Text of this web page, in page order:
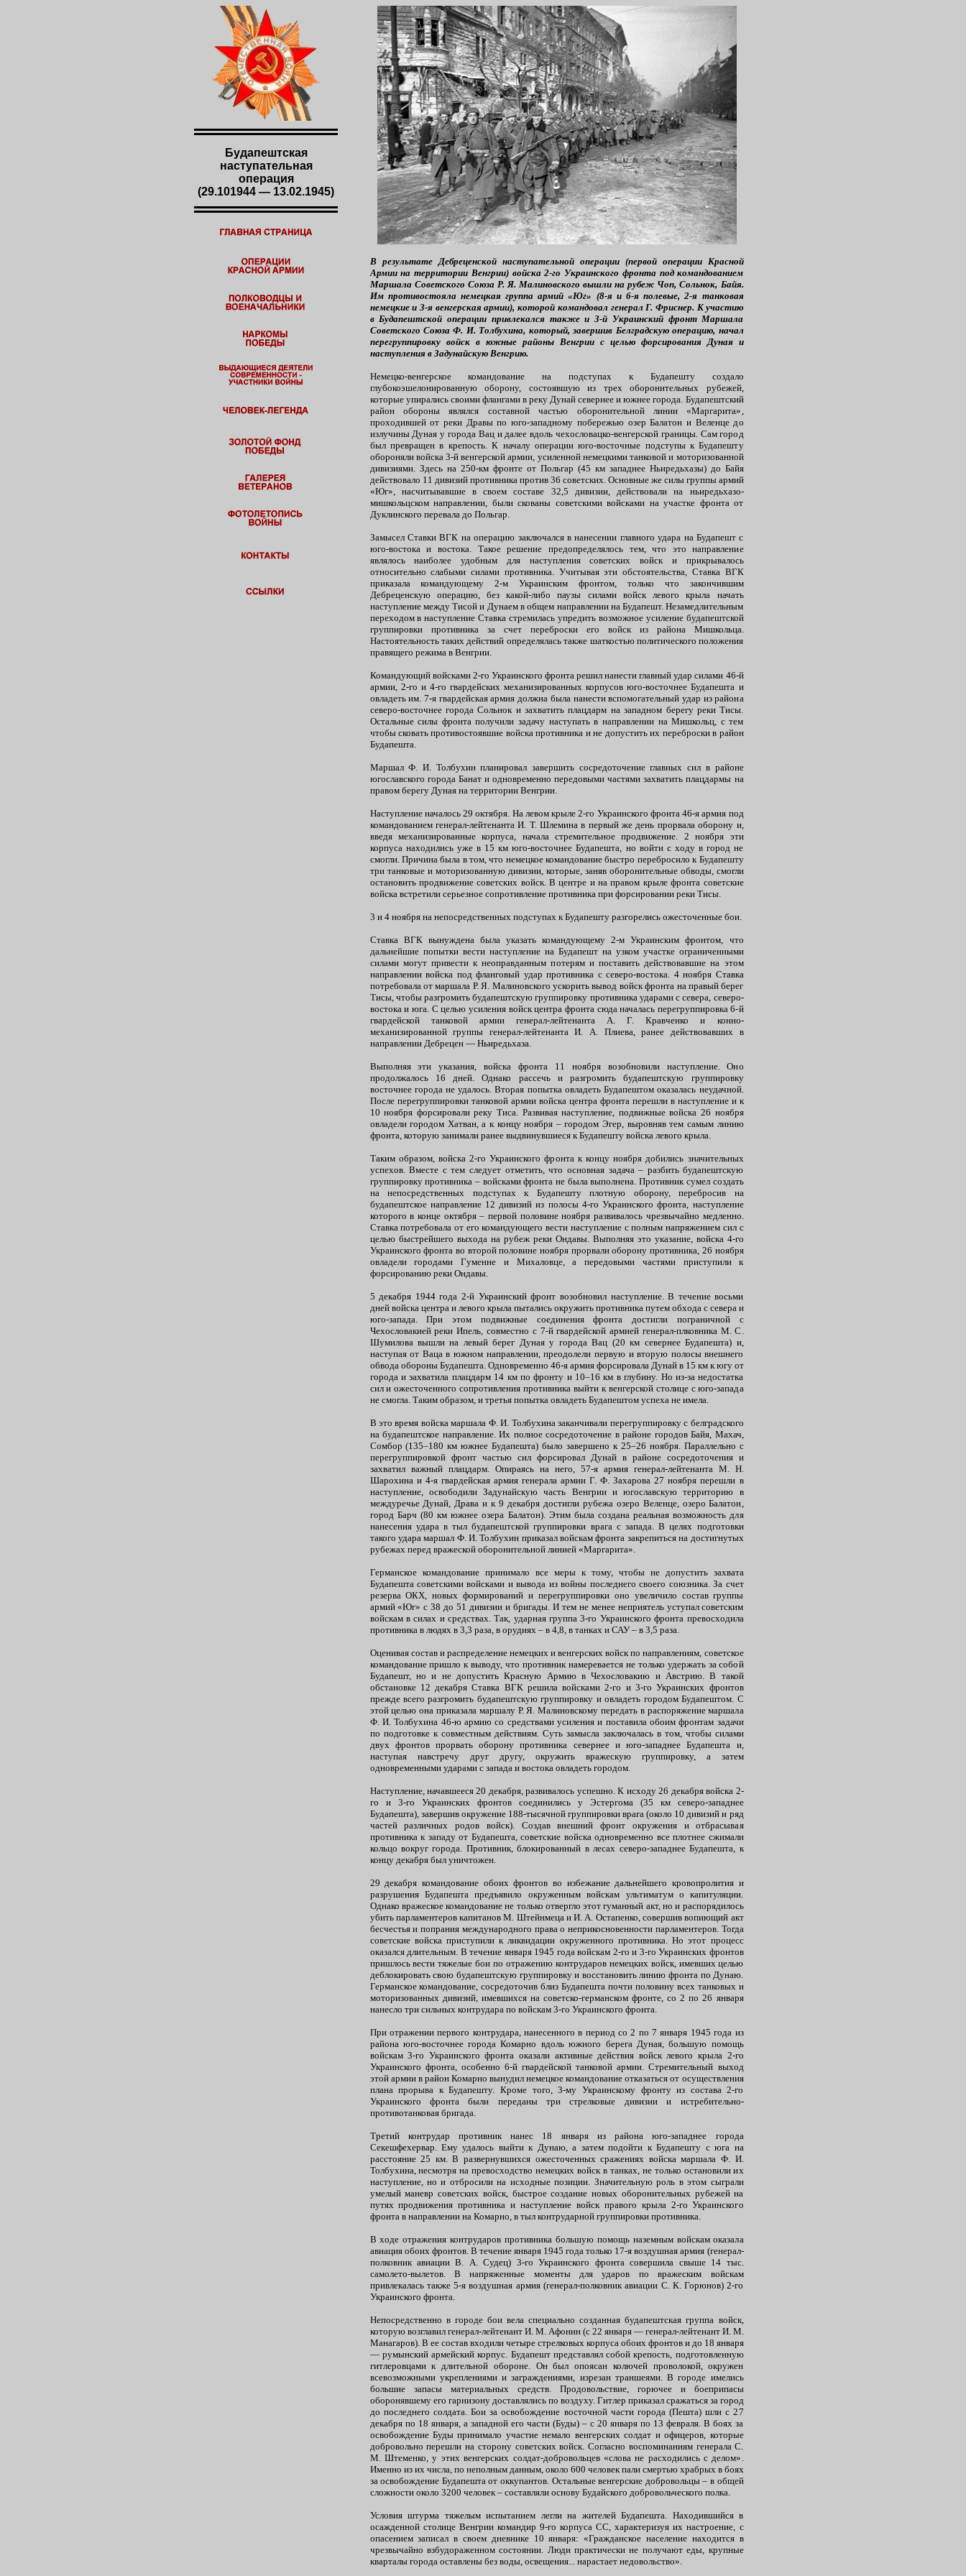
Будапештская
наступательная
операция
(29.101944 — 13.02.1945)
В результате Дебреценской наступательной операции (первой операции Красной
Армии на территории Венгрии) войска 2-го Украинского фронта под командованием
Маршала Советского Союза Р. Я. Малиновского вышли на рубеж Чоп, Сольнок, Байя.
Им противостояла немецкая группа армий «Юг» (8-я и 6-я полевые, 2-я танковая
немецкие и 3-я венгерская армии), которой командовал генерал Г. Фриснер. К участию
в Будапештской операции привлекался также и 3-й Украинский фронт Маршала
Советского Союза Ф. И. Толбухина, который, завершив Белградскую операцию, начал
перегруппировку войск в южные районы Венгрии с целью форсирования Дуная и
наступления в Задунайскую Венгрию.
Немецко-венгерское командование на подступах к Будапешту создало
глубокоэшелонированную оборону, состоявшую из трех оборонительных рубежей,
которые упирались своими флангами в реку Дунай севернее и южнее города. Будапештский
район обороны являлся составной частью оборонительной линии «Маргарита»,
проходившей от реки Дравы по юго-западному побережью озер Балатон и Веленце до
излучины Дуная у города Вац и далее вдоль чехословацко-венгерской границы. Сам город
был превращен в крепость. К началу операции юго-восточные подступы к Будапешту
обороняли войска 3-й венгерской армии, усиленной немецкими танковой и моторизованной
дивизиями. Здесь на 250-км фронте от Польгар (45 км западнее Ньиредьхазы) до Байя
действовало 11 дивизий противника против 36 советских. Основные же силы группы армий
«Юг», насчитывавшие в своем составе 32,5 дивизии, действовали на ньиредьхазо-
мишкольцском направлении, были скованы советскими войсками на участке фронта от
Дуклинского перевала до Польгар.
Замысел Ставки ВГК на операцию заключался в нанесении главного удара на Будапешт с
юго-востока и востока. Такое решение предопределялось тем, что это направление
являлось наиболее удобным для наступления советских войск и прикрывалось
относительно слабыми силами противника. Учитывая эти обстоятельства, Ставка ВГК
приказала командующему 2-м Украинским фронтом, только что закончившим
Дебреценскую операцию, без какой-либо паузы силами войск левого крыла начать
наступление между Тисой и Дунаем в общем направлении на Будапешт. Незамедлительным
переходом в наступление Ставка стремилась упредить возможное усиление будапештской
группировки противника за счет переброски его войск из района Мишкольца.
Настоятельность таких действий определялась также шаткостью политического положения
правящего режима в Венгрии.
Командующий войсками 2-го Украинского фронта решил нанести главный удар силами 46-й
армии, 2-го и 4-го гвардейских механизированных корпусов юго-восточнее Будапешта и
овладеть им. 7-я гвардейская армия должна была нанести вспомогательный удар из района
северо-восточнее города Сольнок и захватить плацдарм на западном берегу реки Тисы.
Остальные силы фронта получили задачу наступать в направлении на Мишкольц, с тем
чтобы сковать противостоявшие войска противника и не допустить их переброски в район
Будапешта.
Маршал Ф. И. Толбухин планировал завершить сосредоточение главных сил в районе
югославского города Банат и одновременно передовыми частями захватить плацдармы на
правом берегу Дуная на территории Венгрии.
Наступление началось 29 октября. На левом крыле 2-го Украинского фронта 46-я армия под
командованием генерал-лейтенанта И. Т. Шлемина в первый же день прорвала оборону и,
введя механизированные корпуса, начала стремительное продвижение. 2 ноября эти
корпуса находились уже в 15 км юго-восточнее Будапешта, но войти с ходу в город не
смогли. Причина была в том, что немецкое командование быстро перебросило к Будапешту
три танковые и моторизованную дивизии, которые, заняв оборонительные обводы, смогли
остановить продвижение советских войск. В центре и на правом крыле фронта советские
войска встретили серьезное сопротивление противника при форсировании реки Тисы.
3 и 4 ноября на непосредственных подступах к Будапешту разгорелись ожесточенные бои.
Ставка ВГК вынуждена была указать командующему 2-м Украинским фронтом, что
дальнейшие попытки вести наступление на Будапешт на узком участке ограниченными
силами могут привести к неоправданным потерям и поставить действовавшие на этом
направлении войска под фланговый удар противника с северо-востока. 4 ноября Ставка
потребовала от маршала Р. Я. Малиновского ускорить вывод войск фронта на правый берег
Тисы, чтобы разгромить будапештскую группировку противника ударами с севера, северо-
востока и юга. С целью усиления войск центра фронта сюда началась перегруппировка 6-й
гвардейской танковой армии генерал-лейтенанта А. Г. Кравченко и конно-
механизированной группы генерал-лейтенанта И. А. Плиева, ранее действовавших в
направлении Дебрецен — Ньиредьхаза.
Выполняя эти указания, войска фронта 11 ноября возобновили наступление. Оно
продолжалось 16 дней. Однако рассечь и разгромить будапештскую группировку
восточнее города не удалось. Вторая попытка овладеть Будапештом оказалась неудачной.
После перегруппировки танковой армии войска центра фронта перешли в наступление и к
10 ноября форсировали реку Тиса. Развивая наступление, подвижные войска 26 ноября
овладели городом Хатван, а к концу ноября – городом Эгер, выровняв тем самым линию
фронта, которую занимали ранее выдвинувшиеся к Будапешту войска левого крыла.
Таким образом, войска 2-го Украинского фронта к концу ноября добились значительных
успехов. Вместе с тем следует отметить, что основная задача – разбить будапештскую
группировку противника – войсками фронта не была выполнена. Противник сумел создать
на непосредственных подступах к Будапешту плотную оборону, перебросив на
будапештское направление 12 дивизий из полосы 4-го Украинского фронта, наступление
которого в конце октября – первой половине ноября развивалось чрезвычайно медленно.
Ставка потребовала от его командующего вести наступление с полным напряжением сил с
целью быстрейшего выхода на рубеж реки Ондавы. Выполняя это указание, войска 4-го
Украинского фронта во второй половине ноября прорвали оборону противника, 26 ноября
овладели городами Гуменне и Михаловце, а передовыми частями приступили к
форсированию реки Ондавы.
5 декабря 1944 года 2-й Украинский фронт возобновил наступление. В течение восьми
дней войска центра и левого крыла пытались окружить противника путем обхода с севера и
юго-запада. При этом подвижные соединения фронта достигли пограничной с
Чехословакией реки Ипель, совместно с 7-й гвардейской армией генерал-плковника М. С.
Шумилова вышли на левый берег Дуная у города Вац (20 км севернее Будапешта) и,
наступая от Ваца в южном направлении, преодолели первую и вторую полосы внешнего
обвода обороны Будапешта. Одновременно 46-я армия форсировала Дунай в 15 км к югу от
города и захватила плацдарм 14 км по фронту и 10–16 км в глубину. Но из-за недостатка
сил и ожесточенного сопротивления противника выйти к венгерской столице с юго-запада
не смогла. Таким образом, и третья попытка овладеть Будапештом успеха не имела.
В это время войска маршала Ф. И. Толбухина заканчивали перегруппировку с белградского
на будапештское направление. Их полное сосредоточение в районе городов Байя, Махач,
Сомбор (135–180 км южнее Будапешта) было завершено к 25–26 ноября. Параллельно с
перегруппировкой фронт частью сил форсировал Дунай в районе сосредоточения и
захватил важный плацдарм. Опираясь на него, 57-я армия генерал-лейтенанта М. Н.
Шарохина и 4-я гвардейская армия генерала армии Г. Ф. Захарова 27 ноября перешли в
наступление, освободили Задунайскую часть Венгрии и югославскую территорию в
междуречье Дунай, Драва и к 9 декабря достигли рубежа озеро Веленце, озеро Балатон,
город Барч (80 км южнее озера Балатон). Этим была создана реальная возможность для
нанесения удара в тыл будапештской группировки врага с запада. В целях подготовки
такого удара маршал Ф. И. Толбухин приказал войскам фронта закрепиться на достигнутых
рубежах перед вражеской оборонительной линией «Маргарита».
Германское командование принимало все меры к тому, чтобы не допустить захвата
Будапешта советскими войсками и вывода из войны последнего своего союзника. За счет
резерва ОКХ, новых формирований и перегруппировки оно увеличило состав группы
армий «Юг» с 38 до 51 дивизии и бригады. И тем не менее неприятель уступал советским
войскам в силах и средствах. Так, ударная группа 3-го Украинского фронта превосходила
противника в людях в 3,3 раза, в орудиях – в 4,8, в танках и САУ – в 3,5 раза.
Оценивая состав и распределение немецких и венгерских войск по направлениям, советское
командование пришло к выводу, что противник намеревается не только удержать за собой
Будапешт, но и не допустить Красную Армию в Чехословакию и Австрию. В такой
обстановке 12 декабря Ставка ВГК решила войсками 2-го и 3-го Украинских фронтов
прежде всего разгромить будапештскую группировку и овладеть городом Будапештом. С
этой целью она приказала маршалу Р. Я. Малиновскому передать в распоряжение маршала
Ф. И. Толбухина 46-ю армию со средствами усиления и поставила обоим фронтам задачи
по подготовке к совместным действиям. Суть замысла заключалась в том, чтобы силами
двух фронтов прорвать оборону противника севернее и юго-западнее Будапешта и,
наступая навстречу друг другу, окружить вражескую группировку, а затем
одновременными ударами с запада и востока овладеть городом.
Наступление, начавшееся 20 декабря, развивалось успешно. К исходу 26 декабря войска 2-
го и 3-го Украинских фронтов соединились у Эстергома (35 км северо-западнее
Будапешта), завершив окружение 188-тысячной группировки врага (около 10 дивизий и ряд
частей различных родов войск). Создав внешний фронт окружения и отбрасывая
противника к западу от Будапешта, советские войска одновременно все плотнее сжимали
кольцо вокруг города. Противник, блокированный в лесах северо-западнее Будапешта, к
концу декабря был уничтожен.
29 декабря командование обоих фронтов во избежание дальнейшего кровопролития и
разрушения Будапешта предъявило окруженным войскам ультиматум о капитуляции.
Однако вражеское командование не только отвергло этот гуманный акт, но и распорядилось
убить парламентеров капитанов М. Штейнмеца и И. А. Остапенко, совершив вопиющий акт
бесчестья и попрания международного права о неприкосновенности парламентеров. Тогда
советские войска приступили к ликвидации окруженного противника. Но этот процесс
оказался длительным. В течение января 1945 года войскам 2-го и 3-го Украинских фронтов
пришлось вести тяжелые бои по отражению контрударов немецких войск, имевших целью
деблокировать свою будапештскую группировку и восстановить линию фронта по Дунаю.
Германское командование, сосредоточив близ Будапешта почти половину всех танковых и
моторизованных дивизий, имевшихся на советско-германском фронте, со 2 по 26 января
нанесло три сильных контрудара по войскам 3-го Украинского фронта.
При отражении первого контрудара, нанесенного в период со 2 по 7 января 1945 года из
района юго-восточнее города Комарно вдоль южного берега Дуная, большую помощь
войскам 3-го Украинского фронта оказали активные действия войск левого крыла 2-го
Украинского фронта, особенно 6-й гвардейской танковой армии. Стремительный выход
этой армии в район Комарно вынудил немецкое командование отказаться от осуществления
плана прорыва к Будапешту. Кроме того, 3-му Украинскому фронту из состава 2-го
Украинского фронта были переданы три стрелковые дивизии и истребительно-
противотанковая бригада.
Третий контрудар противник нанес 18 января из района юго-западнее города
Секешфехервар. Ему удалось выйти к Дунаю, а затем подойти к Будапешту с юга на
расстояние 25 км. В развернувшихся ожесточенных сражениях войска маршала Ф. И.
Толбухина, несмотря на превосходство немецких войск в танках, не только остановили их
наступление, но и отбросили на исходные позиции. Значительную роль в этом сыграли
умелый маневр советских войск, быстрое создание новых оборонительных рубежей на
путях продвижения противника и наступление войск правого крыла 2-го Украинского
фронта в направлении на Комарно, в тыл контрударной группировки противника.
В ходе отражения контрударов противника большую помощь наземным войскам оказала
авиация обоих фронтов. В течение января 1945 года только 17-я воздушная армия (генерал-
полковник авиации В. А. Судец) 3-го Украинского фронта совершила свыше 14 тыс.
самолето-вылетов. В напряженные моменты для ударов по вражеским войскам
привлекалась также 5-я воздушная армия (генерал-полковник авиации С. К. Горюнов) 2-го
Украинского фронта.
Непосредственно в городе бои вела специально созданная будапештская группа войск,
которую возглавил генерал-лейтенант И. М. Афонин (с 22 января — генерал-лейтенант И. М.
Манагаров). В ее состав входили четыре стрелковых корпуса обоих фронтов и до 18 января
— румынский армейский корпус. Будапешт представлял собой крепость, подготовленную
гитлеровцами к длительной обороне. Он был опоясан колючей проволокой, окружен
всевозможными укреплениями и заграждениями, изрезан траншеями. В городе имелись
большие запасы материальных средств. Продовольствие, горючее и боеприпасы
оборонявшему его гарнизону доставлялись по воздуху. Гитлер приказал сражаться за город
до последнего солдата. Бои за освобождение восточной части города (Пешта) шли с 27
декабря по 18 января, а западной его части (Буды) – с 20 января по 13 февраля. В боях за
освобождение Буды принимало участие немало венгерских солдат и офицеров, которые
добровольно перешли на сторону советских войск. Согласно воспоминаниям генерала С.
М. Штеменко, у этих венгерских солдат-добровольцев «слова не расходились с делом».
Именно из их числа, по неполным данным, около 600 человек пали смертью храбрых в боях
за освобождение Будапешта от оккупантов. Остальные венгерские добровольцы – в общей
сложности около 3200 человек – составляли основу Будайского добровольческого полка.
Условия штурма тяжелым испытанием легли на жителей Будапешта. Находившийся в
осажденной столице Венгрии командир 9-го корпуса СС, характеризуя их настроение, с
опасением записал в своем дневнике 10 января: «Гражданское население находится в
чрезвычайно взбудораженном состоянии. Люди практически не получают еды, крупные
кварталы города оставлены без воды, освещения... нарастает недовольство».